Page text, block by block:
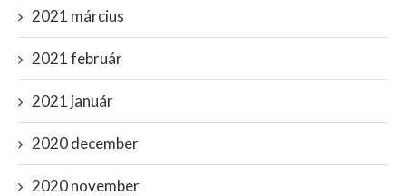
2021 március
2021 február
2021 január
2020 december
2020 november